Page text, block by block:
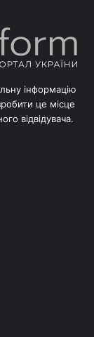
інформацію
це місце
відвідувача.